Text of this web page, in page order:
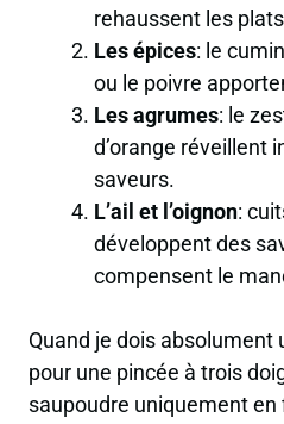
rehaussent les
Les épices: le
ou le poivre
Les agrumes: le
d’orange réveillent
saveurs.
L’ail et l’oignon:
développent des
compensent le
Quand je dois absolument
pour une pincée à trois
saupoudre uniquement en